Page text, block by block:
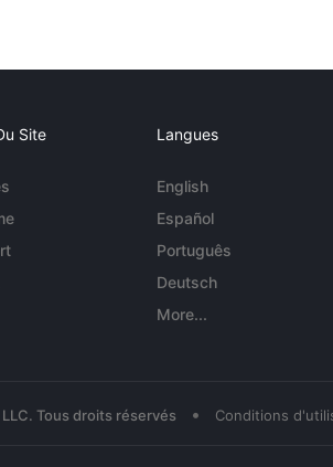
Site Langues
English
Español
Português
Deutsch
More...
Tous droits réservés • Conditions